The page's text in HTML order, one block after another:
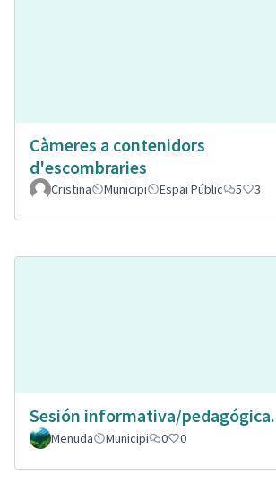
Càmeres a contenidors
d'escombraries
Cristina Municipi Espai Públic 5 3
Sesión informativa/pedagógica.
Menuda
Municipi 0 0